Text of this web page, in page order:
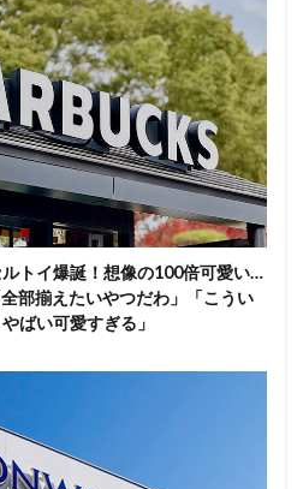
トイ爆誕！想像の100倍可愛い…
部揃えたいやつだわ」「こうい
ばい可愛すぎる」